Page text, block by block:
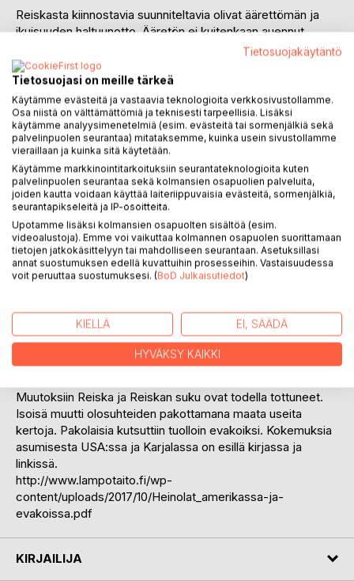
Reiskasta kiinnostavia suunniteltavia olivat äärettömän ja
ikuisuuden haltuunotto. Ääretön ei kuitenkaan auennut
vaikka Reiska opiskeli alaa koko lukukauden
kansalaisopistossa. Olkoon - Reiska meinasi.
Ikuisuus sensijaan on selvää pässinlihaa, kun suunnittelee
vain pätkän kerrallaan. Reiska hoitaa yhden sukupolven
ikuisuutta.
Reiskan vastuulla oleva pätkä alkaa parikymppisenä ja
loppuu lasten ollessa parikymppisiä. Nykyreiska viisastelee
ilman vastuuta. Menneitä on turha murehtua ja tuleva osa
ikuisuutta on pakko jättää lasten vastuulle.
Reiska tykkää suunnitella itse omaa elämäänsä ja tehdä
omat virheensä. Miksei ihminen saisi muuttaa mieltään ja
valita uudelleen, jos on valinnut väärin. Reiskasta virheetön
Maailman muuttamisen haluamakseen Reiska havaitsi
mahdottomaksi. Mitä siitäkin tulisi, jos kaikki aina
muuttelisivat maailmaa haluamakseen.
Muutoksiin Reiska ja Reiskan suku ovat todella tottuneet.
Isoisä muutti olosuhteiden pakottamana maata useita
kertoja. Pakolaisia kutsuttiin tuolloin evakoiksi. Kokemuksia
asumisesta USA:ssa ja Karjalassa on esillä kirjassa ja
linkissä.
http://www.lampotaito.fi/wp-
content/uploads/2017/10/Heinolat_amerikassa-ja-
evakoissa.pdf
KIRJAILIJA
Tietosuojakäytäntö
Tietosuojasi on meille tärkeä
Käytämme evästeitä ja vastaavia teknologioita verkkosivustollamme.
Osa niistä on välttämättömiä ja teknisesti tarpeellisia. Lisäksi
käytämme analyysimenetelmiä (esim. evästeitä tai sormenjälkiä sekä
palvelinpuolen seurantaa) mitataksemme, kuinka usein sivustollamme
vieraillaan ja kuinka sitä käytetään.
Käytämme markkinointitarkoituksiin seurantateknologioita kuten
palvelinpuolen seurantaa sekä kolmansien osapuolien palveluita,
joiden kautta voidaan käyttää laiteriippuvaisia evästeitä, sormenjälkiä,
seurantapikseleitä ja IP-osoitteita.
Upotamme lisäksi kolmansien osapuolten sisältöä (esim.
videoalustoja). Emme voi vaikuttaa kolmannen osapuolen suorittamaan
tietojen jatkokäsittelyyn tai mahdolliseen seurantaan. Asetuksillasi
annat suostumuksen edellä kuvattuihin prosesseihin. Vastaisuudessa
voit peruuttaa suostumuksesi. (BoD Julkaisutiedot)
KIELLÄ EI, SÄÄDÄ
HYVÄKSY KAIKKI